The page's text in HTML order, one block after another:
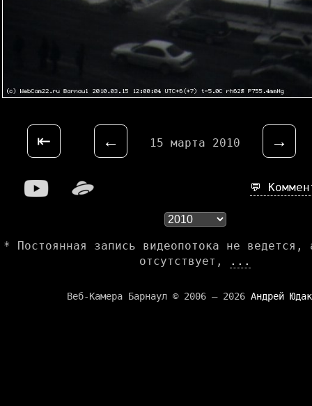
⇤ ← 15 марта 2010 →
💬
* Постоянная запись видеопотока не ведется,
отсутствует,
...
Веб-Камера Барнаул © 2006 — 2026 Андрей